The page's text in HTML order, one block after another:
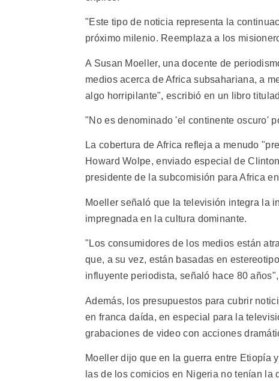
"Este tipo de noticia representa la
próximo milenio. Reemplaza a los
A Susan Moeller, una docente de
medios acerca de Africa subsahariana, a
algo horripilante", escribió en un libro
"No es denominado 'el continente oscuro'
La cobertura de Africa refleja a menudo
Howard Wolpe, enviado especial de
presidente de la subcomisión para Africa
Moeller señaló que la televisión integra la
impregnada en la cultura dominante.
"Los consumidores de los medios están
que, a su vez, están basadas en
influyente periodista, señaló hace 80
Además, los presupuestos para cubrir
en franca daída, en especial para la
grabaciones de video con acciones
Moeller dijo que en la guerra entre Etiopía
las de los comicios en Nigeria no tenían